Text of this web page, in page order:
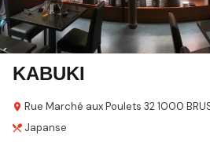
KABUKI
Rue Marché aux Poulets 321000
Japanse